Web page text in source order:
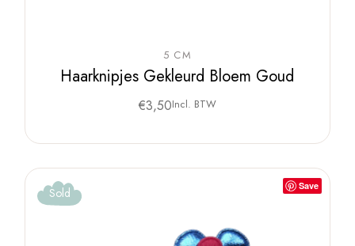
5 CM
Haarknipjes Gekleurd Bloem Goud
€3,50Incl. BTW
Save
Sold